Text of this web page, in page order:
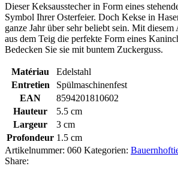
Dieser Keksausstecher in Form eines
Symbol Ihrer Osterfeier. Doch Kekse in
ganze Jahr über sehr beliebt sein. Mit diesem
aus dem Teig die perfekte Form eines
Bedecken Sie sie mit buntem Zuckerguss.
Matériau
Edelstahl
Entretien
Spülmaschinenfest
EAN
8594201810602
Hauteur
5.5 cm
Largeur
3 cm
Profondeur 1.5 cm
Artikelnummer: 060 Kategorien:
Share: